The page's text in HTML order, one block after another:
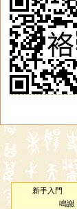
新手入門
鳴謝